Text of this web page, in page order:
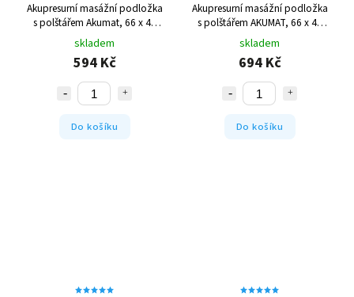
Akupresurní masážní podložka
s polštářem Akumat, 66 x 42
cm, modrá
skladem
594 Kč
Do košíku
Akupresurní masážní podložka
s polštářem AKUMAT, 66 x 42
cm, zelená
skladem
694 Kč
Do košíku